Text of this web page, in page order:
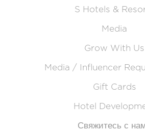
S Hotels &
Media
Grow With Us
Media / Influencer
Gift Cards
Hotel
Свяжитесь с